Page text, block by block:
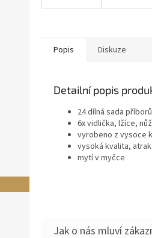
Popis Diskuze
Detailní popis
24 dílná sada příborů
6x vidlička, lžíce,
vyrobeno z vysoce
vysoká kvalita,
mytí v myčce